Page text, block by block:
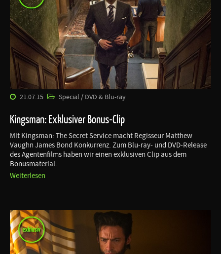
21.07.15 Special / DVD & Blu-ray
Kingsman: Exklusiver Bonus-Clip
Mit Kingsman: The Secret Service macht Regisseur Matthew
Vaughn James Bond Konkurrenz. Zum Blu-ray- und DVD-Release
des Agentenfilms haben wir einen exklusiven Clip aus dem
Bonusmaterial.
Weiterlesen